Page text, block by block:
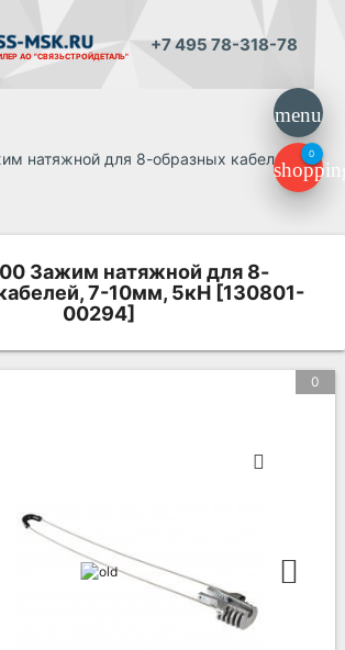
АО "СВЯЗЬСТРОЙДЕТАЛЬ"
+7 495 78-318-78
menu
0
натяжной для 8-образных кабелей, 7-
Зажим натяжной для 8-
7-10мм, 5кН [130801-
00294]
0